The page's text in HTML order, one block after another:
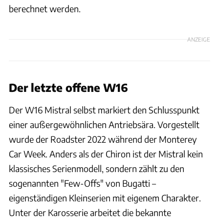
berechnet werden.
ANZEIGE
Der letzte offene W16
Der W16 Mistral selbst markiert den Schlusspunkt
einer außergewöhnlichen Antriebsära. Vorgestellt
wurde der Roadster 2022 während der Monterey
Car Week. Anders als der Chiron ist der Mistral kein
klassisches Serienmodell, sondern zählt zu den
sogenannten "Few-Offs" von Bugatti –
eigenständigen Kleinserien mit eigenem Charakter.
Unter der Karosserie arbeitet die bekannte